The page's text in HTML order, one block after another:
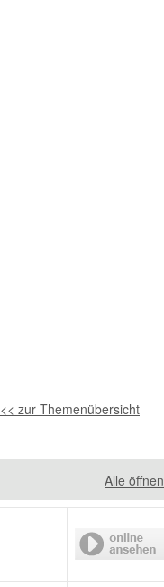
<< zur Themenübersicht
Alle öffnen